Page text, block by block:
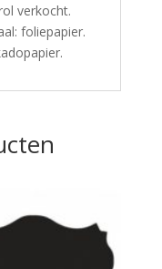
verkocht.
foliepapier.